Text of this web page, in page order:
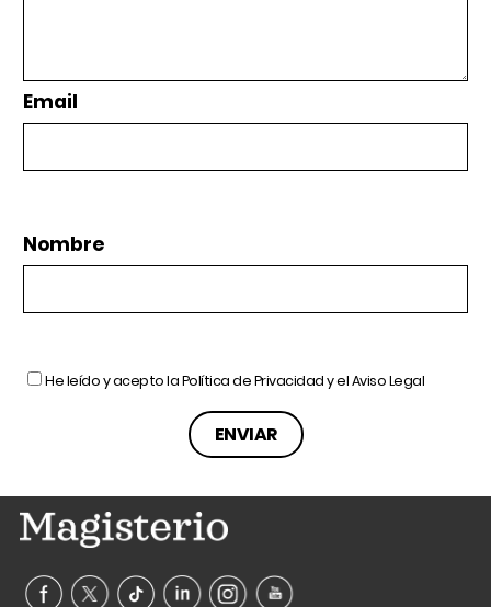
Email
Nombre
He leído y acepto laPolítica de Privacidady elAviso Legal